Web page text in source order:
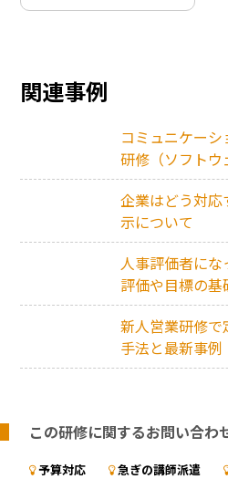
関連事例
コミュニケー
研修（ソフト
企業はどう対
示について
人事評価者にな
評価や目標の基
新人営業研修
手法と最新事例
この研修に関するお問い合わ
予算対応 急ぎの講師派遣